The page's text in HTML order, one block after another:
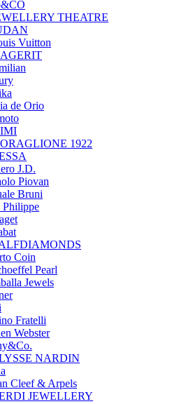
THEATRE
Vuitton
de Orio
1922
J.D.
Piovan
Bruni
Coin
Pearl
Jewels
Fratelli
Webster
NARDIN
Cleef & Arpels
JEWELLERY